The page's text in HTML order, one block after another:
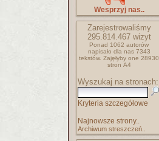
Wesprzyj nas..
Zarejestrowaliśmy
295.814.467wizyt
Ponad 1062 autorów
napisało dla nas 7343
tekstów. Zajęłyby one 28930
stron A4
Wyszukaj na stronach:
Kryteria szczegółowe
Najnowsze strony..
Archiwum streszczeń..